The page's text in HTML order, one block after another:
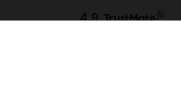
4.9